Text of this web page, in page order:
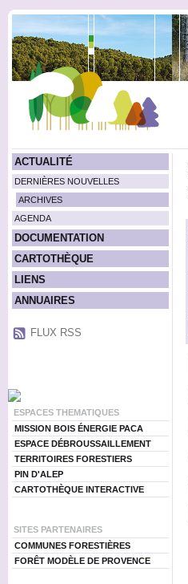
ACTUALITÉ
DERNIÈRES NOUVELLES
ARCHIVES
AGENDA
DOCUMENTATION
CARTOTHÈQUE
LIENS
ANNUAIRES
FLUX RSS
ESPACES THEMATIQUES
MISSION BOIS ÉNERGIE PACA
ESPACE DÉBROUSSAILLEMENT
TERRITOIRES FORESTIERS
PIN D'ALEP
CARTOTHÈQUE INTERACTIVE
SITES PARTENAIRES
COMMUNES FORESTIÈRES
FORÊT MODÈLE DE PROVENCE